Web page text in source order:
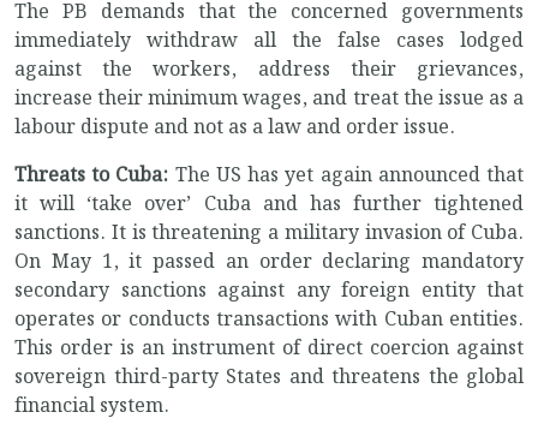
The PB demands that the concerned governments
immediately withdraw all the false cases lodged
against the workers, address their grievances,
increase their minimum wages, and treat the issue as a
labour dispute and not as a law and order issue.
Threats to Cuba: The US has yet again announced that
it will ‘take over’ Cuba and has further tightened
sanctions. It is threatening a military invasion of Cuba.
On May 1, it passed an order declaring mandatory
secondary sanctions against any foreign entity that
operates or conducts transactions with Cuban entities.
This order is an instrument of direct coercion against
sovereign third-party States and threatens the global
financial system.